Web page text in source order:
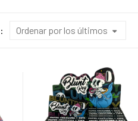
Ordenar por los últimos